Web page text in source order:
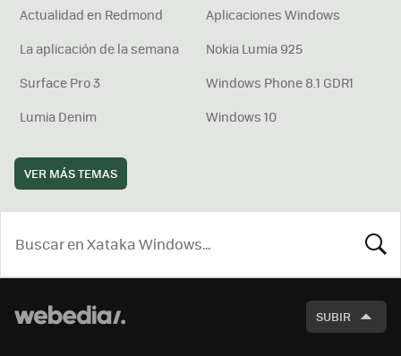
Actualidad en Redmond
Aplicaciones Windows
La aplicación de la semana
Nokia Lumia 925
Surface Pro 3
Windows Phone 8.1 GDR1
Lumia Denim
Windows 10
VER MÁS TEMAS
SUBIR